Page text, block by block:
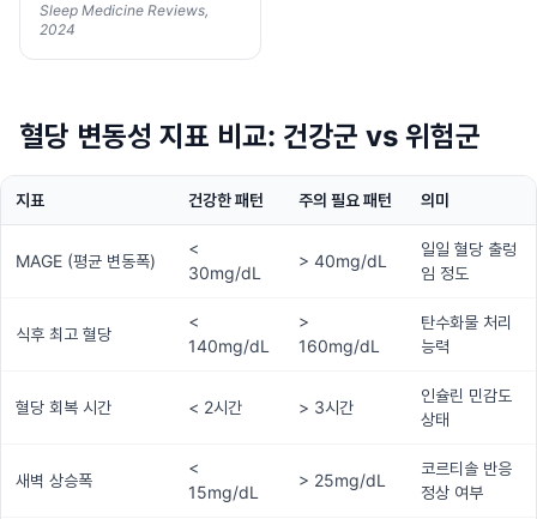
Sleep Medicine Reviews,
2024
혈당 변동성 지표 비교: 건강군 vs 위험군
지표 건강한 패턴 주의 필요 패턴 의미
MAGE (평균 변동폭)
<
30mg/dL
> 40mg/dL
일일 혈당 출렁
임 정도
식후 최고 혈당
<
140mg/dL
>
160mg/dL
탄수화물 처리
능력
혈당 회복 시간 < 2시간 > 3시간
인슐린 민감도
상태
새벽 상승폭
<
15mg/dL
> 25mg/dL
코르티솔 반응
정상 여부